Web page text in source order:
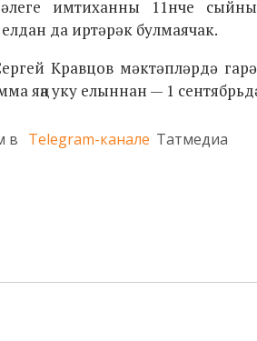
имтиханны 11нче
да иртәрәк булмаячак.
Кравцов мәктәпләрдә
яңа уку елыннан — 1
в Telegram-канале Татмедиа